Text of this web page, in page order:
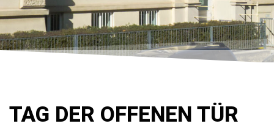
TAG DER OFFENEN TÜR